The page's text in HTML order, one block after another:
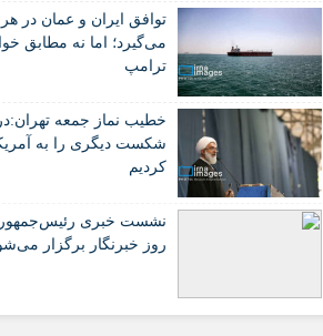
آپارات
اپلیکیشن
مرا به خاطر بسپار
توافق ایران و عمان در
می‌گیرد؛ اما نه مطابق
ترامپ
خطیب نماز جمعه
شکست دیگری را به
کردیم
نشست خبری رئیس‌جمهور
روز خبرنگار برگزار